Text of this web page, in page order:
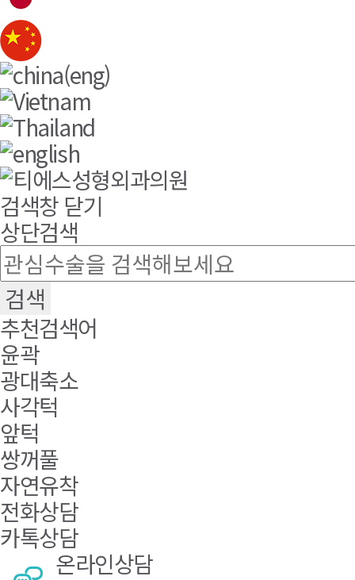
검색창 닫기
상단검색
추천검색어
윤곽
광대축소
사각턱
앞턱
쌍꺼풀
자연유착
전화상담
카톡상담
온라인상담